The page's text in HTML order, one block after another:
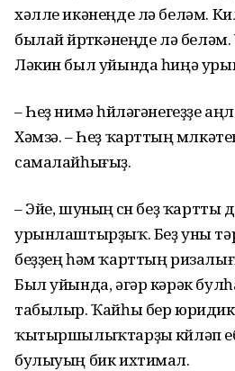
хәлле икәнеңде лә беләм.
былай йөрөткәнеңде лә
Ләкин был уйында һиңә
– Һеҙ нимә һөйләгәнегеҙҙе
Хәмзә. – Һеҙ ҡарттың
самалайһығыҙ.
– Эйе, шуның өсөн беҙ ҡартты
урынлаштырҙыҡ. Беҙ уны
беҙҙең һәм ҡарттың
Был уйында, әгәр кәрәк
табылыр. Ҡайһы бер юридик
ҡытыршылыҡтарҙы көйләп
булыуың бик ихтимал.